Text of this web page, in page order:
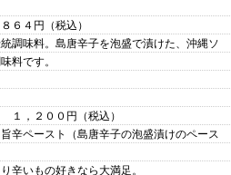
６４円（税込）
調味料。島唐辛子を泡盛で漬けた、沖縄ソ
料です。
１，２００円（税込）
辛ペースト（島唐辛子の泡盛漬けのペース
辛いもの好きなら大満足。